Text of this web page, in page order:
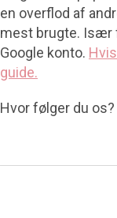
en overflod af
mest brugte. Især
Google konto.
guide.
Hvor følger du os?